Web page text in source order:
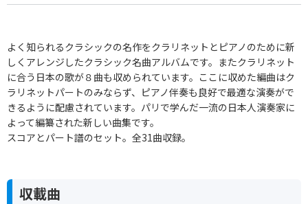
よく知られるクラシックの名作をクラリネットとピアノのために新
しくアレンジしたクラシック名曲アルバムです。またクラリネット
に合う日本の歌が８曲も収められています。ここに収めた編曲はク
ラリネットパートのみならず、ピアノ伴奏も良好で最適な演奏がで
きるように配慮されています。パリで学んだ一流の日本人演奏家に
よって編纂された新しい曲集です。
スコアとパート譜のセット。全31曲収録。
収載曲